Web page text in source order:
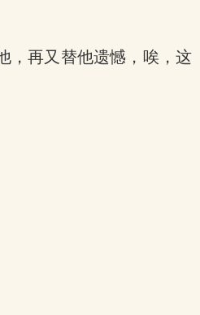
，再又替他遗憾，唉，这